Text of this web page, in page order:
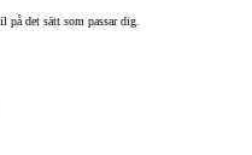
det sätt som passar dig.